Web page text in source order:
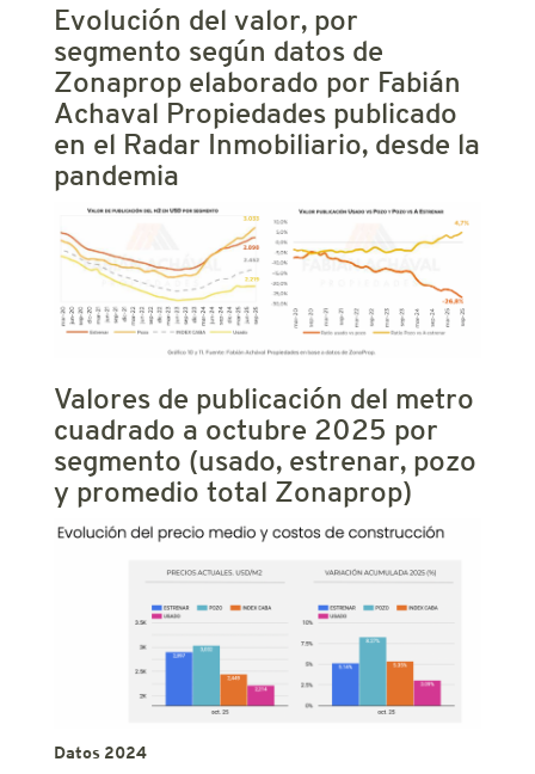
Evolución del valor, por
segmento según datos de
Zonaprop elaborado por Fabián
Achaval Propiedades publicado
en el Radar Inmobiliario, desde la
pandemia
Valores de publicación del metro
cuadrado a octubre 2025 por
segmento (usado, estrenar, pozo
y promedio total Zonaprop)
Datos 2024